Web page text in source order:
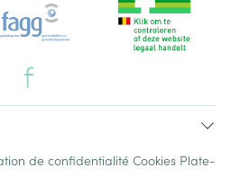
de confidentialité Cookies Plate-